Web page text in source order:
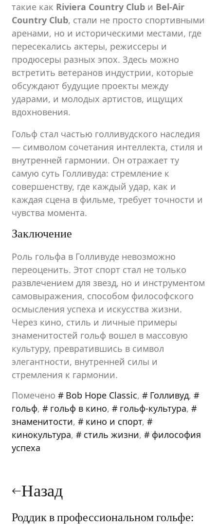
такие как Riviera Country Club и Bel-Air
Country Club, стали не просто спортивными
аренами, но и историческими местами, где
пересекались актеры, режиссеры и
продюсеры разных эпох. Здесь можно
встретить ветеранов индустрии, которые
обсуждают будущие проекты между
ударами, и молодых артистов, ищущих
вдохновения.
Гольф стал частью голливудского наследия
— символом сочетания интеллекта, стиля и
внутренней гармонии. Он отражает ту
самую суть Голливуда: стремление к
совершенству, где каждый удар, как и
каждая сцена в фильме, требует точности и
чувства момента.
Заключение
Роль гольфа в Голливуде невозможно
переоценить. Этот спорт стал не только
развлечением для звезд, но и инструментом
самовыражения, способом философского
осмысления успеха и искусства жизни.
Через кино, стиль и личные примеры
знаменитостей гольф вошел в массовую
культуру, превратившись в символ
элегантности, внутренней силы и
стремления к гармонии.
Помечено
Bob Hope Classic, Голливуд,
гольф, гольф в кино, гольф-культура,
знаменитости, кино и спорт,
кинокультура, стиль жизни,
философия
успеха
по
записям
Назад
Роддик в профессиональном гольфе: